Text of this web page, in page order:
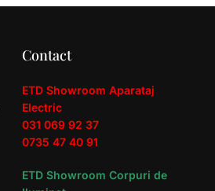
Contact
ETD Showroom Aparataj
Electric
031 069 92 37
0735 47 40 91
ETD Showroom Corpuri de